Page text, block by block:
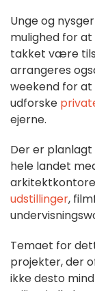
Unge og
mulighed for
takket være
arrangeres
weekend for
udforske
ejerne.
Der er
hele landet
udstillinger,
Temaet for
projekter, der
ikke desto